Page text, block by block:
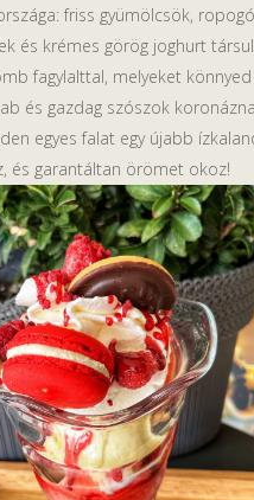
friss gyümölcsök,
és krémes görög joghurt
fagylalttal, melyeket könnyed
és gazdag szószok
egyes falat egy újabb
és garantáltan örömet okoz!